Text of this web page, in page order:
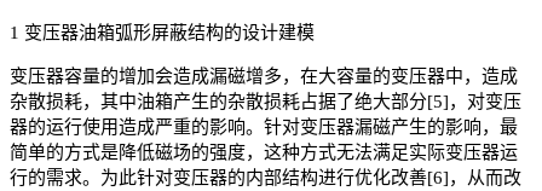
1 变压器油箱弧形屏蔽结构的设计建模
变压器容量的增加会造成漏磁增多，在大容量的变压器中，造成
杂散损耗，其中油箱产生的杂散损耗占据了绝大部分[5]，对变压
器的运行使用造成严重的影响。针对变压器漏磁产生的影响，最
简单的方式是降低磁场的强度，这种方式无法满足实际变压器运
行的需求。为此针对变压器的内部结构进行优化改善[6]，从而改